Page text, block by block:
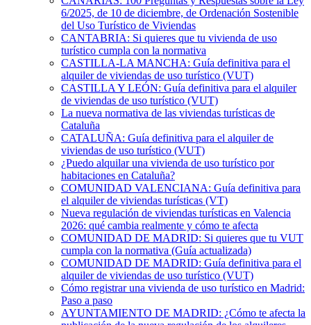
6/2025, de 10 de diciembre, de Ordenación Sostenible
del Uso Turístico de Viviendas
CANTABRIA: Si quieres que tu vivienda de uso
turístico cumpla con la normativa
CASTILLA-LA MANCHA: Guía definitiva para el
alquiler de viviendas de uso turístico (VUT)
CASTILLA Y LEÓN: Guía definitiva para el alquiler
de viviendas de uso turístico (VUT)
La nueva normativa de las viviendas turísticas de
Cataluña
CATALUÑA: Guía definitiva para el alquiler de
viviendas de uso turístico (VUT)
¿Puedo alquilar una vivienda de uso turístico por
habitaciones en Cataluña?
COMUNIDAD VALENCIANA: Guía definitiva para
el alquiler de viviendas turísticas (VT)
Nueva regulación de viviendas turísticas en Valencia
2026: qué cambia realmente y cómo te afecta
COMUNIDAD DE MADRID: Si quieres que tu VUT
cumpla con la normativa (Guía actualizada)
COMUNIDAD DE MADRID: Guía definitiva para el
alquiler de viviendas de uso turístico (VUT)
Cómo registrar una vivienda de uso turístico en Madrid:
Paso a paso
AYUNTAMIENTO DE MADRID: ¿Cómo te afecta la